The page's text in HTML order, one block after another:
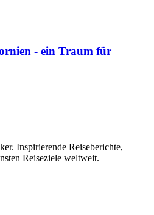
- ein Traum für
Inspirierende Reiseberichte,
Reiseziele weltweit.